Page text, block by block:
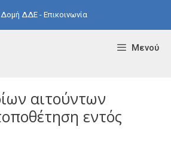
Δομή ΔΔΕ - Επικοινωνία
Μενού
αιτούντων
εντός